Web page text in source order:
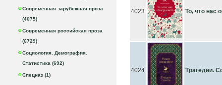
Современная зарубежная проза
(4075)
Современная российская проза
(6729)
Социология. Демография.
Статистика (692)
Спецназ (1)
4023 То, что нас
4024 Трагедии.